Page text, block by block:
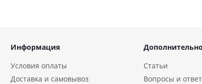
Информация
Условия оплаты
Доставка и самовывоз
Дополнительно
Статьи
Вопросы и